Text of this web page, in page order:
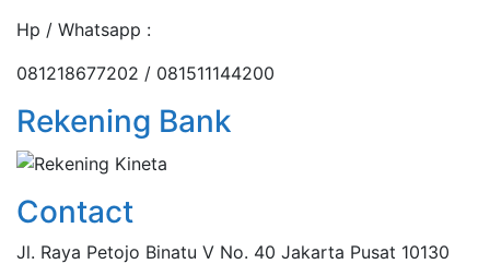
Hp / Whatsapp :
081218677202 / 081511144200
Rekening Bank
Contact
Jl. Raya Petojo Binatu V No. 40 Jakarta Pusat 10130